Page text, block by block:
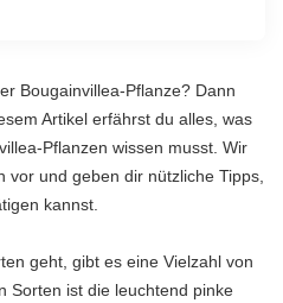
Bougainvillea-Pflanze? Dann
Artikel erfährst du alles, was
Pflanzen wissen musst. Wir
und geben dir nützliche Tipps,
kannst.
geht, gibt es eine Vielzahl von
Sorten ist die leuchtend pinke